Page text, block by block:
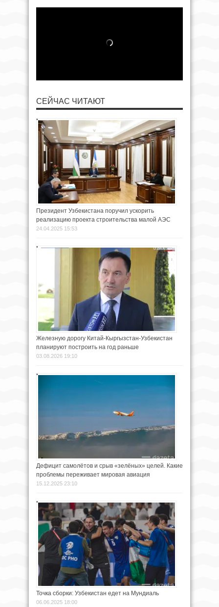
СЕЙЧАС ЧИТАЮТ
Президент Узбекистана поручил ускорить
реализацию проекта строительства малой АЭС
24.04.2025 15:53
Железную дорогу Китай-Кыргызстан-Узбекистан
планируют построить на год раньше
03.08.2026 19:10
Дефицит самолётов и срыв «зелёных» целей. Какие
проблемы переживает мировая авиация
15.12.2025 23:10
Точка сборки: Узбекистан едет на Мундиаль
06.06.2025 18:00